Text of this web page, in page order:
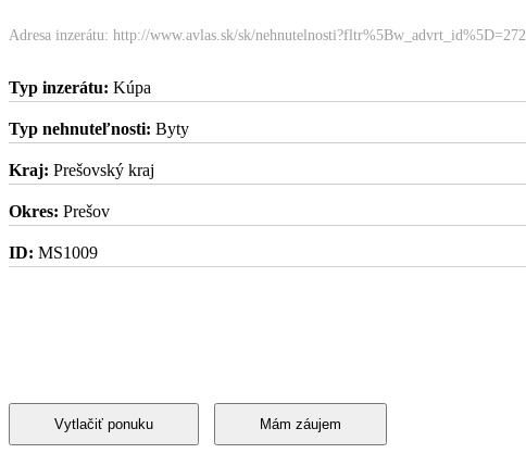
Adresa inzerátu: http://www.avlas.sk/sk/nehnutelnosti?fltr%5Bw_advrt_id%5D=272
Typ inzerátu: Kúpa
Typ nehnuteľnosti: Byty
Kraj: Prešovský kraj
Okres: Prešov
ID: MS1009
Vytlačiť ponuku Mám záujem